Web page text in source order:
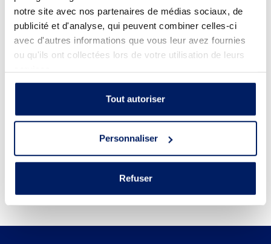
notre site avec nos partenaires de médias sociaux, de
publicité et d'analyse, qui peuvent combiner celles-ci
avec d'autres informations que vous leur avez fournies
ou qu'ils ont collectées lors de votre utilisation de leurs
Tout autoriser
Personnaliser
Refuser
Nicoletta Berto
Responsable Business Development, Luxel
« La formation a été très enrichissante, les
mécanismes de fonctionnement de l'ACC sont
beaucoup plus clairs pour moi maintenant. »